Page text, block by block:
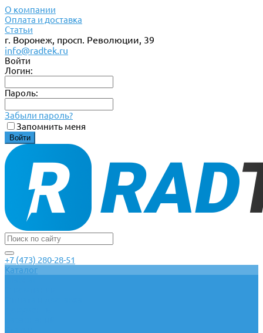
О компании
Оплата и доставка
Статьи
г. Воронеж, просп. Революции, 39
info@radtek.ru
Войти
Логин:
Пароль:
Забыли пароль?
Запомнить меня
+7 (473) 280-28-51
Каталог